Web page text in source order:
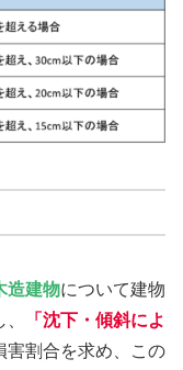
造建物について建物
「沈下・傾斜によ
害割合を求め、この